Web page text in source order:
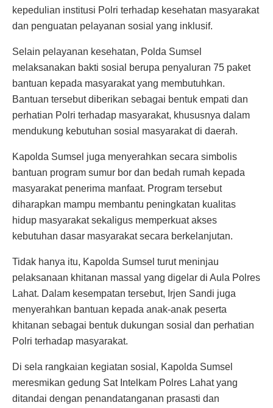
kepedulian institusi Polri terhadap kesehatan masyarakat
dan penguatan pelayanan sosial yang inklusif.
Selain pelayanan kesehatan, Polda Sumsel
melaksanakan bakti sosial berupa penyaluran 75 paket
bantuan kepada masyarakat yang membutuhkan.
Bantuan tersebut diberikan sebagai bentuk empati dan
perhatian Polri terhadap masyarakat, khususnya dalam
mendukung kebutuhan sosial masyarakat di daerah.
Kapolda Sumsel juga menyerahkan secara simbolis
bantuan program sumur bor dan bedah rumah kepada
masyarakat penerima manfaat. Program tersebut
diharapkan mampu membantu peningkatan kualitas
hidup masyarakat sekaligus memperkuat akses
kebutuhan dasar masyarakat secara berkelanjutan.
Tidak hanya itu, Kapolda Sumsel turut meninjau
pelaksanaan khitanan massal yang digelar di Aula Polres
Lahat. Dalam kesempatan tersebut, Irjen Sandi juga
menyerahkan bantuan kepada anak-anak peserta
khitanan sebagai bentuk dukungan sosial dan perhatian
Polri terhadap masyarakat.
Di sela rangkaian kegiatan sosial, Kapolda Sumsel
meresmikan gedung Sat Intelkam Polres Lahat yang
ditandai dengan penandatanganan prasasti dan